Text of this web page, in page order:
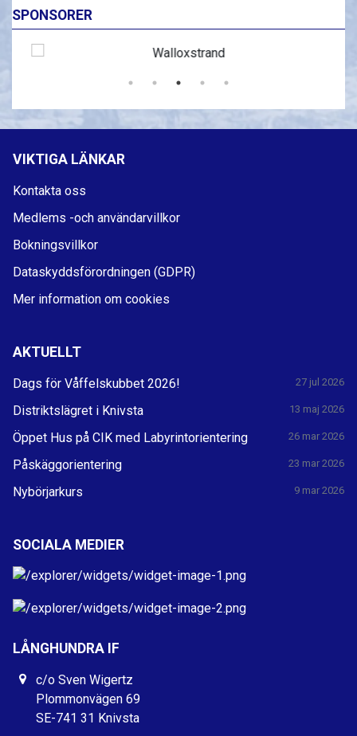
SPONSORER
VIKTIGA LÄNKAR
Kontakta oss
Medlems -och användarvillkor
Bokningsvillkor
Dataskyddsförordningen (GDPR)
Mer information om cookies
AKTUELLT
Dags för Våffelskubbet 2026! 27 jul 2026
Distriktslägret i Knivsta 13 maj 2026
Öppet Hus på CIK med Labyrintorientering 26 mar 2026
Påskäggorientering 23 mar 2026
Nybörjarkurs 9 mar 2026
SOCIALA MEDIER
LÅNGHUNDRA IF
c/o Sven Wigertz
Plommonvägen 69
SE-741 31 Knivsta